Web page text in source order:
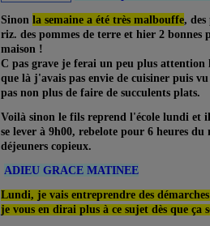
Sinon la semaine a été très malbouffe, des
riz. des pommes de terre et hier 2
maison !
C pas grave je ferai un peu plus attention
que là j'avais pas envie de cuisiner puis
pas non plus de faire de succulents plats.
Voilà sinon le fils reprend l'école lundi et
se lever à 9h00, rebelote pour 6 heures
déjeuners copieux.
ADIEU GRACE MATINEE
Lundi, je vais entreprendre des
je vous en dirai plus à ce sujet dès que ça